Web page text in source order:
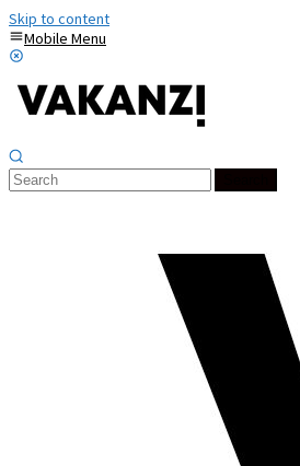
Skip to content
Mobile Menu